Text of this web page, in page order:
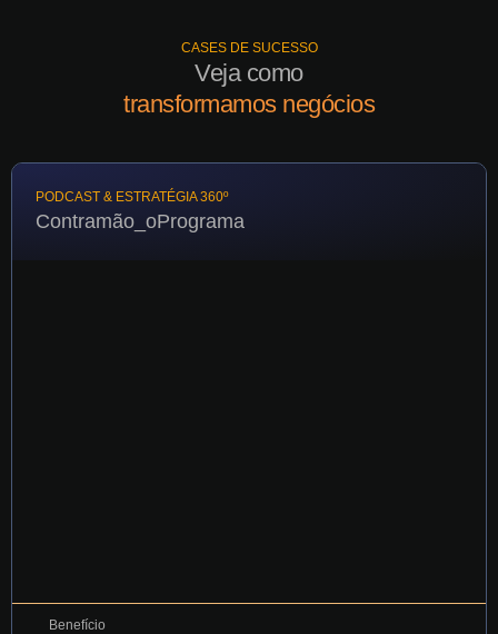
CASES DE SUCESSO
Veja como
transformamos negócios
PODCAST & ESTRATÉGIA 360º
Contramão_oPrograma
Benefício